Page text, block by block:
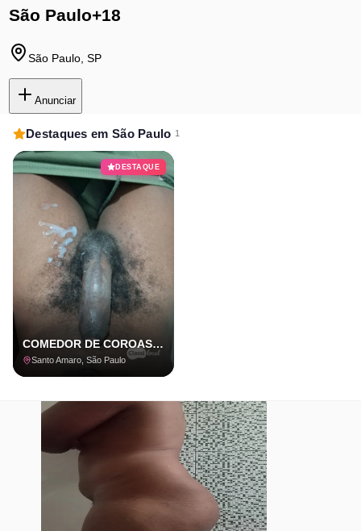
São Paulo+18
São Paulo, SP
Anunciar
Destaques em São Paulo 1
DESTAQUE
COMEDOR DE COROAS E CASADOS COM LOCAL
Santo Amaro, São Paulo